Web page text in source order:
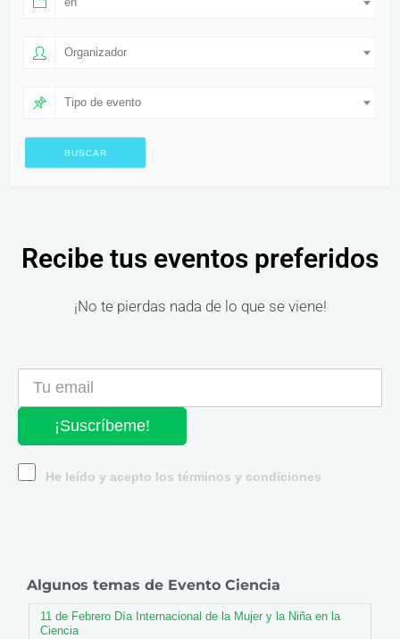
Organizador
Tipo de evento
Recibe tus eventos preferidos
¡No te pierdas nada de lo que se viene!
¡Suscríbeme!
He leído y acepto los términos y condiciones
Algunos temas de Evento Ciencia
11 de Febrero Día Internacional de la Mujer y la Niña en la
Ciencia